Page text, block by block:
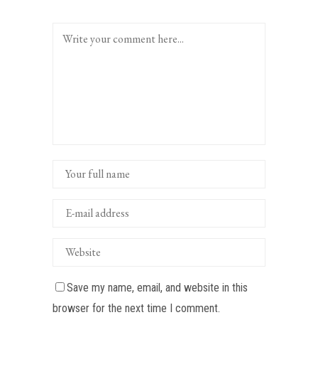
Save my name, email, and website in this
browser for the next time I comment.